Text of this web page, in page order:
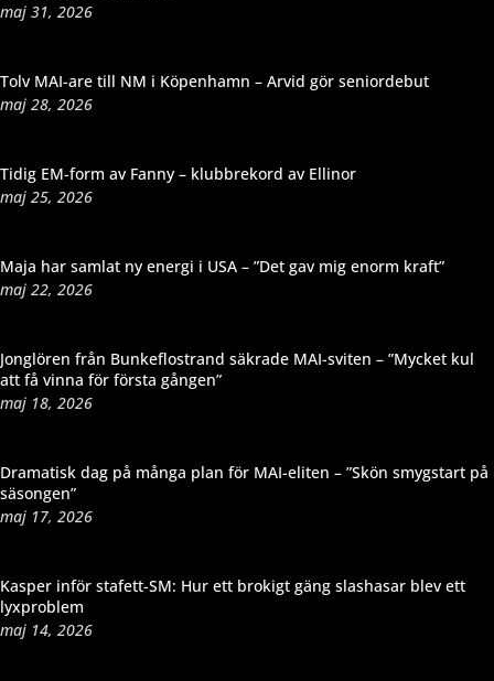
maj 31, 2026
Tolv MAI-are till NM i Köpenhamn – Arvid gör seniordebut
maj 28, 2026
Tidig EM-form av Fanny – klubbrekord av Ellinor
maj 25, 2026
Maja har samlat ny energi i USA – ”Det gav mig enorm kraft”
maj 22, 2026
Jonglören från Bunkeflostrand säkrade MAI-sviten – ”Mycket kul
att få vinna för första gången”
maj 18, 2026
Dramatisk dag på många plan för MAI-eliten – ”Skön smygstart på
säsongen”
maj 17, 2026
Kasper inför stafett-SM: Hur ett brokigt gäng slashasar blev ett
lyxproblem
maj 14, 2026